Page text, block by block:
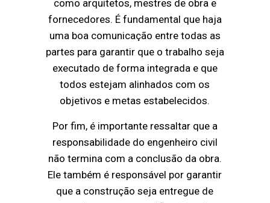
como arquitetos, mestres de obra e
fornecedores. É fundamental que haja
uma boa comunicação entre todas as
partes para garantir que o trabalho seja
executado de forma integrada e que
todos estejam alinhados com os
objetivos e metas estabelecidos.
Por fim, é importante ressaltar que a
responsabilidade do engenheiro civil
não termina com a conclusão da obra.
Ele também é responsável por garantir
que a construção seja entregue de